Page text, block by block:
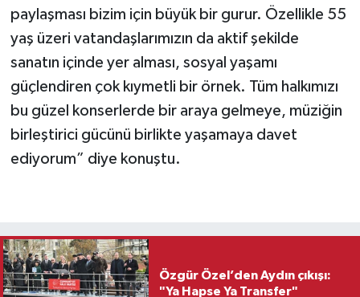
paylaşması bizim için büyük bir gurur. Özellikle 55
yaş üzeri vatandaşlarımızın da aktif şekilde
sanatın içinde yer alması, sosyal yaşamı
güçlendiren çok kıymetli bir örnek. Tüm halkımızı
bu güzel konserlerde bir araya gelmeye, müziğin
birleştirici gücünü birlikte yaşamaya davet
ediyorum” diye konuştu.
Özgür Özel’den Aydın çıkışı:
"Ya Hapse Ya Transfer"